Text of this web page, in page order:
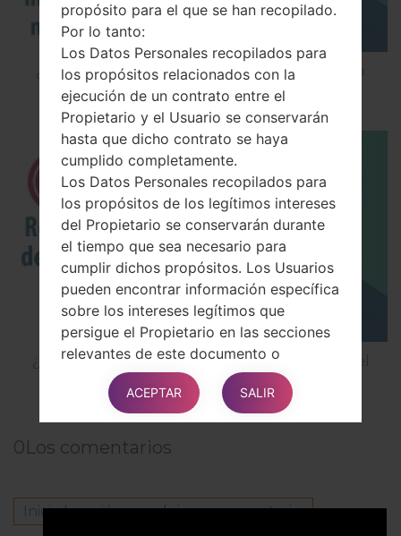
¿Cómo instalar Firmware Oficial en el teléfono
inteligente de LG mediante LG UP?
¿Cómo restablecer datos de fábrica a través del
menú en LG GB160?
0Los comentarios
Inicie la sesiónpara dejar su comentario.
propósito para el que se han recopilado.
Por lo tanto:
Los Datos Personales recopilados para
los propósitos relacionados con la
ejecución de un contrato entre el
Propietario y el Usuario se conservarán
hasta que dicho contrato se haya
cumplido completamente.
Los Datos Personales recopilados para
los propósitos de los legítimos intereses
del Propietario se conservarán durante
el tiempo que sea necesario para
cumplir dichos propósitos. Los Usuarios
pueden encontrar información específica
sobre los intereses legítimos que
persigue el Propietario en las secciones
relevantes de este documento o
contactando al Propietario.
El Propietario puede conservar los Datos
Personales por un período más
prolongado siempre que el Usuario haya
dicho consentimiento. Además, el
ACEPTAR SALIR